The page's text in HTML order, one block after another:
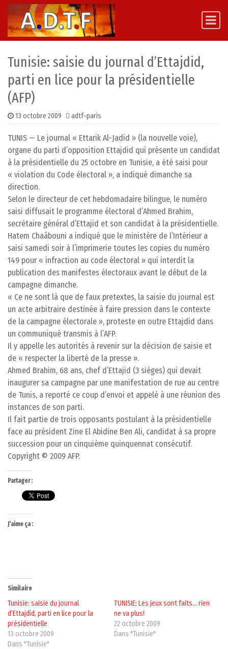
Skip to content
Main Navigation
Tunisie: saisie du journal d’Ettajdid,
parti en lice pour la présidentielle
(AFP)
13 octobre 2009 adtf-paris
TUNIS — Le journal « Ettarik Al-Jadid » (la nouvelle voie),
organe du parti d’opposition Ettajdid qui présente un candidat
à la présidentielle du 25 octobre en Tunisie, a été saisi pour
« violation du Code électoral », a indiqué dimanche sa
direction.
Selon le directeur de cet hebdomadaire bilingue, le numéro
saisi diffusait le programme électoral d’Ahmed Brahim,
secrétaire général d’Ettajid et son candidat à la présidentielle.
Hatem Chaâbouni a indiqué que le ministère de l’Intérieur a
saisi samedi soir à l’imprimerie toutes les copies du numéro
149 pour « infraction au code électoral » qui interdit la
publication des manifestes électoraux avant le début de la
campagne dimanche.
« Ce ne sont là que de faux pretextes, la saisie du journal est
un acte arbitraire destinée à faire pression dans le contexte
de la campagne électorale », proteste en outre Ettajdid dans
un communiqué transmis à l’AFP.
Il y appelle les autorités à revenir sur la décision de saisie et
de « respecter la liberté de la presse ».
Ahmed Brahim, 68 ans, chef d’Ettajid (3 sièges) qui devait
inaugurer sa campagne par une manifestation de rue au centre
de Tunis, a reporté ce coup d’envoi et appelé à une réunion des
instances de son parti.
Il fait partie de trois opposants postulant à la présidentielle
face au président Zine El Abidine Ben Ali, candidat à sa propre
succession pour un cinquième quinquennat consécutif.
Copyright © 2009 AFP.
Partager :
J’aime ça :
Similaire
Tunisie: saisie du journal
d’Ettajdid, parti en lice pour la
présidentielle
13 octobre 2009
Dans "Tunisie"
TUNISIE: Les jeux sont faits… rien
ne va plus!
22 octobre 2009
Dans "Tunisie"